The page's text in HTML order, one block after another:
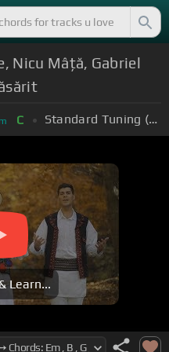
Nicu Mâță, Gabriel
C Standard Tuning (EADGBE)
Learn...